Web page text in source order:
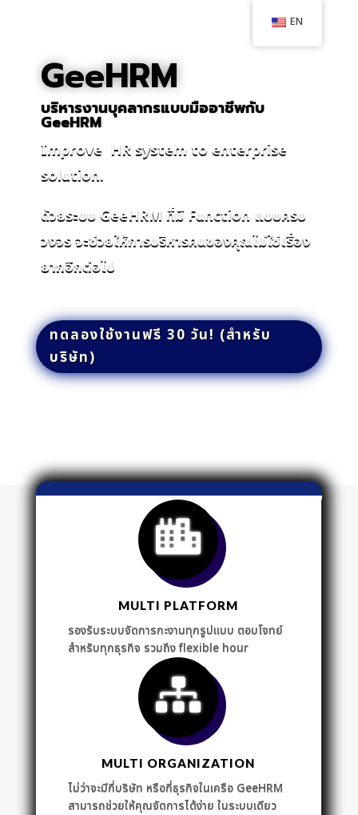
GeeHRM
บริหารงานบุคลากรแบบมืออาชีพกับ
GeeHRM
Improve HR system to enterprise
solution.
ด้วยระบบ GeeHRM ที่มี Function แบบครบ
วงจร จะช่วยให้การบริหารคนของคุณไม่ใช่เรื่อง
ยากอีกต่อไป
ทดลองใช้งานฟรี 30 วัน! (สำหรับ
บริษัท)
MULTI PLATFORM
รองรับระบบจัดการกะงานทุกรูปแบบ ตอบโจทย์
สำหรับทุกธุรกิจ รวมถึง flexible hour
MULTI ORGANIZATION
ไม่ว่าจะมีกี่บริษัท หรือกี่ธุรกิจในเครือ GeeHRM
สามารถช่วยให้คุณจัดการได้ง่าย ในระบบเดียว
EN